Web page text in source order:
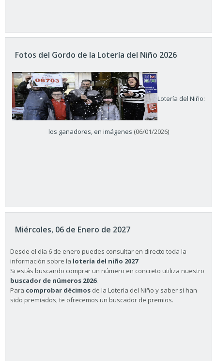
Fotos del Gordo de la Lotería del Niño 2026
Lotería del Niño:
los ganadores, en imágenes (06/01/2026)
Miércoles, 06 de Enero de 2027
Desde el día 6 de enero puedes consultar en directo toda la
información sobre la lotería del niño 2027
Si estás buscando comprar un número en concreto utiliza nuestro
buscador de números 2026.
Para comprobar décimos de la Lotería del Niño y saber si han
sido premiados, te ofrecemos un buscador de premios.